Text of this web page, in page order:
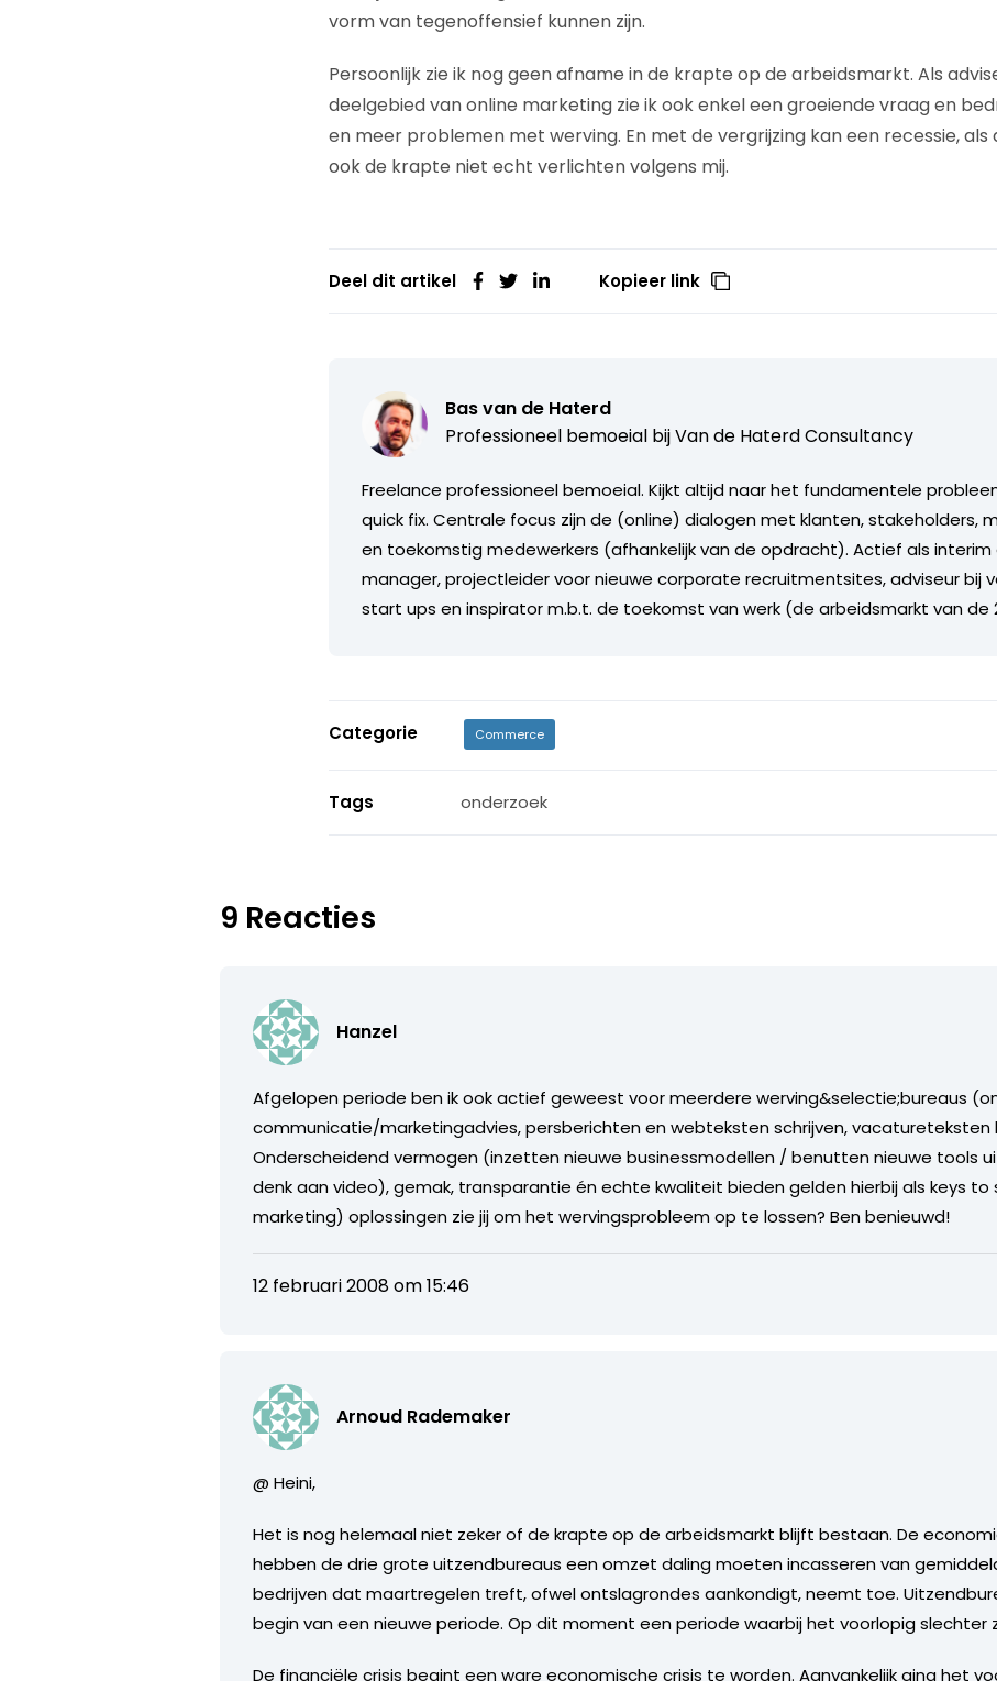
vorm van tegenoffensief kunnen zijn.
Persoonlijk zie ik nog geen afname in de krapte op de arbeidsmarkt. Als
deelgebied van online marketing zie ik ook enkel een groeiende vraag en
en meer problemen met werving. En met de vergrijzing kan een recessie, als
ook de krapte niet echt verlichten volgens mij.
Deel dit artikel Kopieer link
Bas van de Haterd
Professioneel bemoeial bijVan de Haterd Consultancy
Freelance professioneel bemoeial. Kijkt altijd naar het fundamentele
quick fix. Centrale focus zijn de (online) dialogen met klanten, stakeholders,
en toekomstig medewerkers (afhankelijk van de opdracht). Actief als
manager, projectleider voor nieuwe corporate recruitmentsites, adviseur bij
start ups en inspirator m.b.t. de toekomst van werk (de arbeidsmarkt van de
Categorie Commerce
Tags onderzoek
9 Reacties
Hanzel
Afgelopen periode ben ik ook actief geweest voor meerdere werving&selectie;bureaus
communicatie/marketingadvies, persberichten en webteksten schrijven, vacatureteksten
Onderscheidend vermogen (inzetten nieuwe businessmodellen / benutten nieuwe tools
denk aan video), gemak, transparantie én echte kwaliteit bieden gelden hierbij als keys to
marketing) oplossingen zie jij om het wervingsprobleem op te lossen? Ben benieuwd!
12 februari 2008 om 15:46
Arnoud Rademaker
@ Heini,
Het is nog helemaal niet zeker of de krapte op de arbeidsmarkt blijft bestaan. De
hebben de drie grote uitzendbureaus een omzet daling moeten incasseren van
bedrijven dat maartregelen treft, ofwel ontslagrondes aankondigt, neemt toe.
begin van een nieuwe periode. Op dit moment een periode waarbij het voorlopig slechter
De financiële crisis begint een ware economische crisis te worden. Aanvankelijk ging het